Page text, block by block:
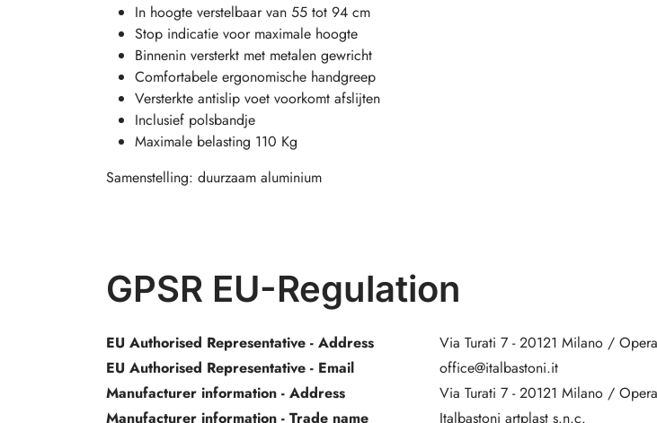
In hoogte verstelbaar van 55 tot 94 cm
Stop indicatie voor maximale hoogte
Binnenin versterkt met metalen gewricht
Comfortabele ergonomische handgreep
Versterkte antislip voet voorkomt afslijten
Inclusief polsbandje
Maximale belasting 110 Kg
Samenstelling: duurzaam aluminium
GPSR EU-Regulation
EU Authorised Representative - Address
Via Turati 7 - 20121 Milano /
EU Authorised Representative - Email
office@italbastoni.it
Manufacturer information - Address
Via Turati 7 - 20121 Milano /
Manufacturer information - Trade name
Italbastoni artplast s.n.c.